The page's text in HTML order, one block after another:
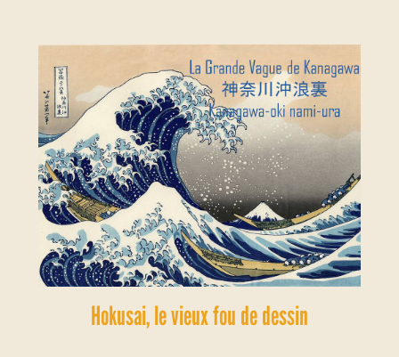
Hokusai, le vieux fou de dessin